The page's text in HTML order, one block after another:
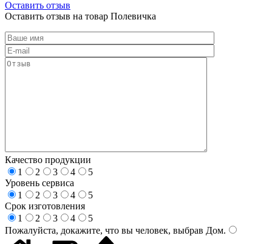
Оставить отзыв
Оставить отзыв на товар Полевичка
Качество продукции
1
2 3 4
5
Уровень сервиса
1
2 3 4
5
Срок изготовления
1
2 3 4
5
Пожалуйста, докажите, что вы человек, выбрав Дом.